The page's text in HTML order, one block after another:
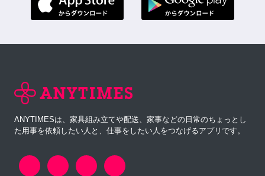
ANYTIMESは、家具組み立てや配送、家事などの日常のちょっとし
た用事を依頼したい人と、仕事をしたい人をつなげるアプリです。